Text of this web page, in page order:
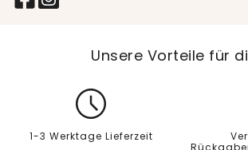
Unsere Vorteile für
1-3 Werktage Lieferzeit